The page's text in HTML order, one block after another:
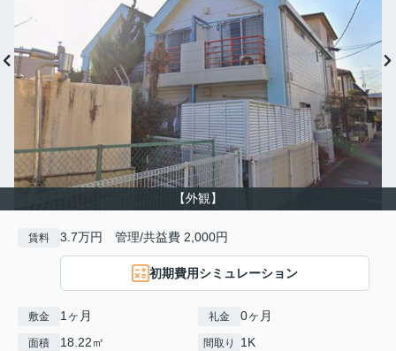
【外観】
賃料 3.7万円 管理/共益費 2,000円
初期費用シミュレーション
敷金 1ヶ月 礼金 0ヶ月
面積 18.22㎡ 間取り 1K